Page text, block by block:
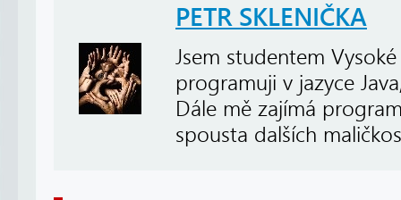
PETR SKLENIČKA
Jsem studentem
programuji v jazyce
Dále mě zajímá
spousta dalších